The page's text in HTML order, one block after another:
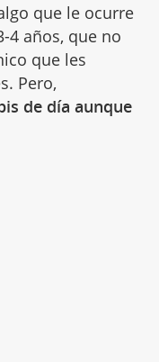
que le ocurre
4 años, que no
que les
Pero,
de día aunque